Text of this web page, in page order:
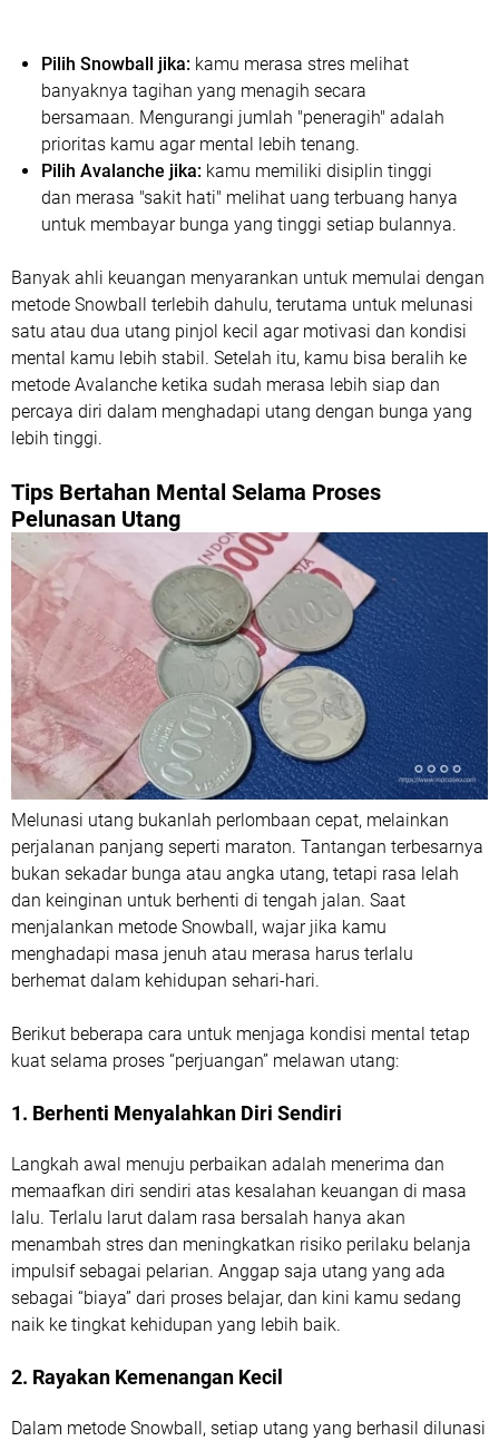
Pilih Snowball jika: kamu merasa stres melihat
banyaknya tagihan yang menagih secara
bersamaan. Mengurangi jumlah "peneragih" adalah
prioritas kamu agar mental lebih tenang.
Pilih Avalanche jika: kamu memiliki disiplin tinggi
dan merasa "sakit hati" melihat uang terbuang hanya
untuk membayar bunga yang tinggi setiap bulannya.
Banyak ahli keuangan menyarankan untuk memulai dengan
metode Snowball terlebih dahulu, terutama untuk melunasi
satu atau dua utang pinjol kecil agar motivasi dan kondisi
mental kamu lebih stabil. Setelah itu, kamu bisa beralih ke
metode Avalanche ketika sudah merasa lebih siap dan
percaya diri dalam menghadapi utang dengan bunga yang
lebih tinggi.
Tips Bertahan Mental Selama Proses
Pelunasan Utang
Melunasi utang bukanlah perlombaan cepat, melainkan
perjalanan panjang seperti maraton. Tantangan terbesarnya
bukan sekadar bunga atau angka utang, tetapi rasa lelah
dan keinginan untuk berhenti di tengah jalan. Saat
menjalankan metode Snowball, wajar jika kamu
menghadapi masa jenuh atau merasa harus terlalu
berhemat dalam kehidupan sehari-hari.
Berikut beberapa cara untuk menjaga kondisi mental tetap
kuat selama proses “perjuangan” melawan utang:
1. Berhenti Menyalahkan Diri Sendiri
Langkah awal menuju perbaikan adalah menerima dan
memaafkan diri sendiri atas kesalahan keuangan di masa
lalu. Terlalu larut dalam rasa bersalah hanya akan
menambah stres dan meningkatkan risiko perilaku belanja
impulsif sebagai pelarian. Anggap saja utang yang ada
sebagai “biaya” dari proses belajar, dan kini kamu sedang
naik ke tingkat kehidupan yang lebih baik.
2. Rayakan Kemenangan Kecil
Dalam metode Snowball, setiap utang yang berhasil dilunasi